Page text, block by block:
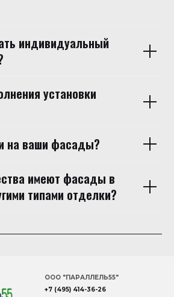
индивидуальный
установки
на ваши фасады?
имеют фасады в
типами отделки?
ООО "ПАРАЛЛЕЛЬ55"
+7 (495) 414-36-26